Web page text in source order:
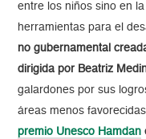
entre los niños sino en
herramientas para el
no gubernamental
dirigida por Beatriz
galardones por sus
áreas menos
premio Unesco Hamdan